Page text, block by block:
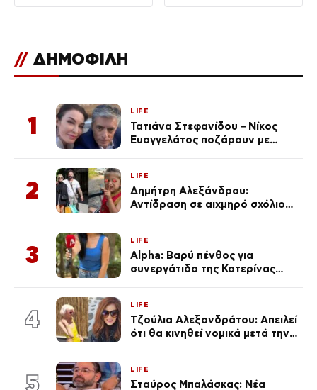
// ΔΗΜΟΦΙΛΗ
1
LIFE
Τατιάνα Στεφανίδου – Νίκος
Ευαγγελάτος ποζάρουν με
2
LIFE
Δημήτρη Αλεξάνδρου:
Αντίδραση σε αιχμηρό σχόλιο
3
LIFE
Alpha: Βαρύ πένθος για
συνεργάτιδα της Κατερίνας
του Θεού»
4
LIFE
Τζούλια Αλεξανδράτου: Απειλεί
ότι θα κινηθεί νομικά μετά την
5
LIFE
Σταύρος Μπαλάσκας: Νέα